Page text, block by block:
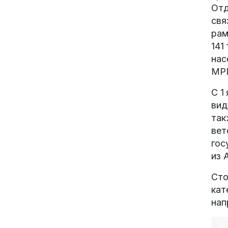
С 1
из